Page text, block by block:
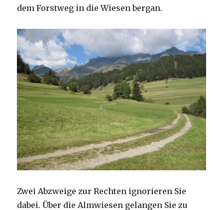
dem Forstweg in die Wiesen bergan.
Zwei Abzweige zur Rechten ignorieren Sie
dabei. Über die Almwiesen gelangen Sie zu